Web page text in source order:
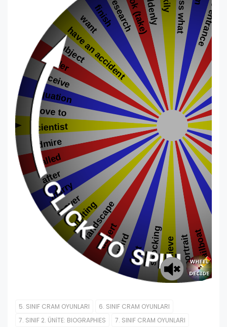
5. SINIF CRAM OYUNLARI
6. SINIF CRAM OYUNLARI
7. SINIF 2. ÜNİTE: BIOGRAPHIES
7. SINIF CRAM OYUNLARI